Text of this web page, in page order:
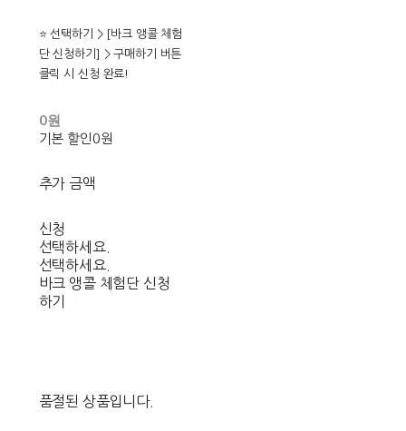
⭐ 선택하기 > [바크 앵콜 체험
단 신청하기] > 구매하기 버튼
클릭 시 신청 완료!
0원
기본 할인0원
추가 금액
신청
선택하세요.
선택하세요.
바크 앵콜 체험단 신청
하기
품절된 상품입니다.